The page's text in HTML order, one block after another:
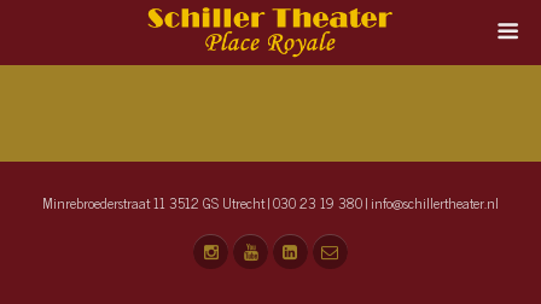
Minrebroederstraat 11 3512 GS Utrecht | 030 23 19 380 | info@schillertheater.nl